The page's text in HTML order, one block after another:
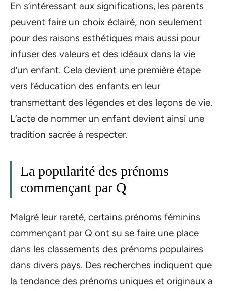
En s’intéressant aux significations, les parents
peuvent faire un choix éclairé, non seulement
pour des raisons esthétiques mais aussi pour
infuser des valeurs et des idéaux dans la vie
d’un enfant. Cela devient une première étape
vers l’éducation des enfants en leur
transmettant des légendes et des leçons de vie.
L’acte de nommer un enfant devient ainsi une
tradition sacrée à respecter.
La popularité des prénoms
commençant par Q
Malgré leur rareté, certains prénoms féminins
commençant par Q ont su se faire une place
dans les classements des prénoms populaires
dans divers pays. Des recherches indiquent que
la tendance des prénoms uniques et originaux a